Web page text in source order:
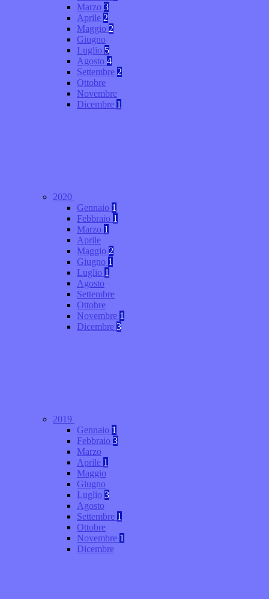
Marzo 3
Aprile 2
Maggio 2
Giugno
Luglio 5
Agosto 4
Settembre 2
Ottobre
Novembre
Dicembre 1
2020
Gennaio 1
Febbraio 1
Marzo 1
Aprile
Maggio 2
Giugno 1
Luglio 1
Agosto
Settembre
Ottobre
Novembre 1
Dicembre 3
2019
Gennaio 1
Febbraio 3
Marzo
Aprile 1
Maggio
Giugno
Luglio 3
Agosto
Settembre 1
Ottobre
Novembre 1
Dicembre